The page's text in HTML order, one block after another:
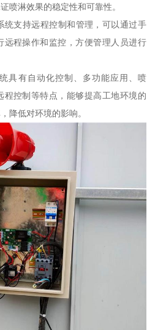
喷淋效果的稳定性和可靠性。
统支持远程控制和管理，可以通过手
远程操作和监控，方便管理人员进行
具有自动化控制、多功能应用、喷
程控制等特点，能够提高工地环境的
降低对环境的影响。